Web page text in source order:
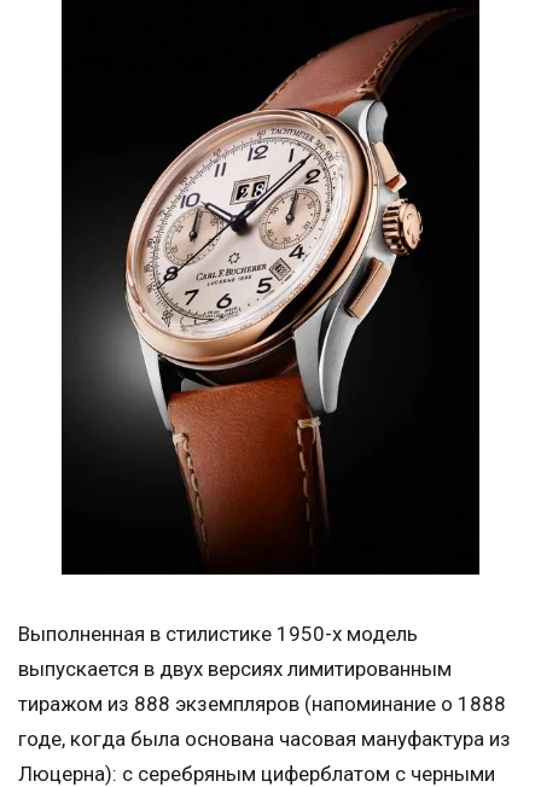
Выполненная в стилистике 1950-х модель
выпускается в двух версиях лимитированным
тиражом из 888 экземпляров (напоминание о 1888
годе, когда была основана часовая мануфактура из
Люцерна): с серебряным циферблатом с черными